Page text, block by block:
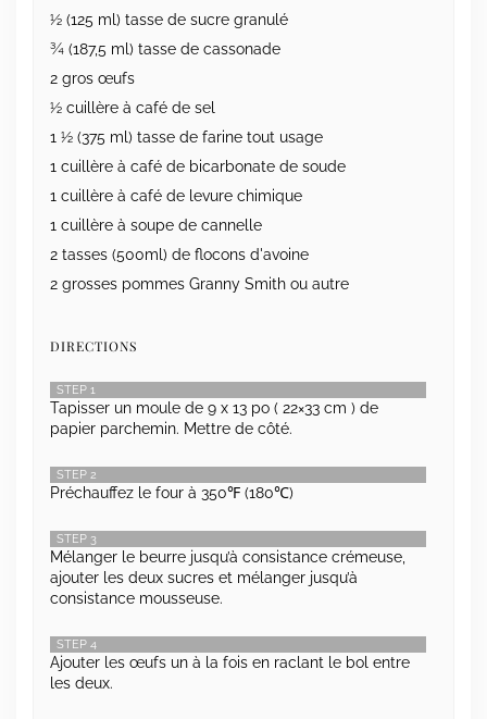
½ (125 ml) tasse de sucre granulé
¾ (187,5 ml) tasse de cassonade
2 gros œufs
½ cuillère à café de sel
1 ½ (375 ml) tasse de farine tout usage
1 cuillère à café de bicarbonate de soude
1 cuillère à café de levure chimique
1 cuillère à soupe de cannelle
2 tasses (500ml) de flocons d'avoine
2 grosses pommes Granny Smith ou autre
DIRECTIONS
STEP 1
Tapisser un moule de 9 x 13 po ( 22×33 cm ) de
papier parchemin. Mettre de côté.
STEP 2
Préchauffez le four à 350℉ (180℃)
STEP 3
Mélanger le beurre jusqu’à consistance crémeuse,
ajouter les deux sucres et mélanger jusqu’à
consistance mousseuse.
STEP 4
Ajouter les œufs un à la fois en raclant le bol entre
les deux.